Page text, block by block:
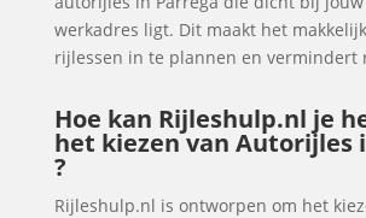
werkadres ligt. Dit maakt het
rijlessen in te plannen en vermindert
Hoe kan Rijleshulp.nl je
het kiezen van Autorijles
?
Rijleshulp.nl is ontworpen om het